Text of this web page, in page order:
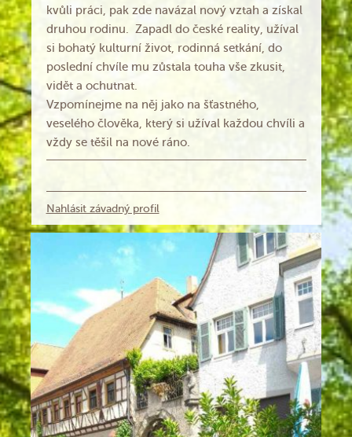
kvůli práci, pak zde navázal nový vztah a získal
druhou rodinu. Zapadl do české reality, užíval
si bohatý kulturní život, rodinná setkání, do
poslední chvíle mu zůstala touha vše zkusit,
vidět a ochutnat.
Vzpomínejme na něj jako na šťastného,
veselého člověka, který si užíval každou chvíli a
vždy se těšil na nové ráno.
Nahlásit závadný profil